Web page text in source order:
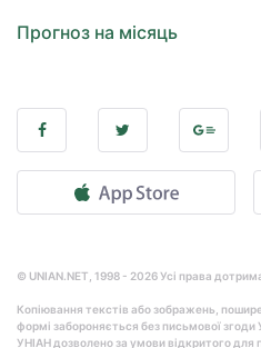
Прогноз на місяць
© UNIAN.NET, 1998 - 2026 Усі права
Копіювання текстів або зображень,
формі забороняється без письмової
УНІАН дозволено за умови відкритого для